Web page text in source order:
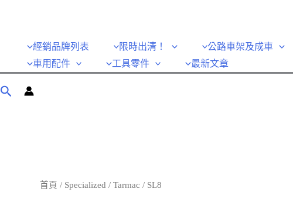
經銷品牌列表 限時出清！ 公路車架及成車
車用配件
工具零件 最新文章
首頁 / Specialized / Tarmac / SL8